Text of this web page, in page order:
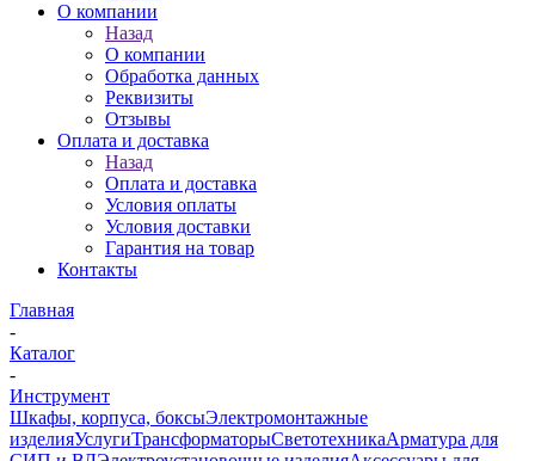
О компании
Назад
О компании
Обработка данных
Реквизиты
Отзывы
Оплата и доставка
Назад
Оплата и доставка
Условия оплаты
Условия доставки
Гарантия на товар
Контакты
Главная
-
Каталог
-
Инструмент
Шкафы, корпуса, боксыЭлектромонтажные
изделияУслугиТрансформаторыСветотехникаАрматура для